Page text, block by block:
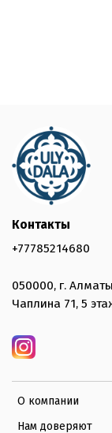
О компании
Нам доверяют
Контакты
+77785214680
050000, г.
Чаплина 71, 5